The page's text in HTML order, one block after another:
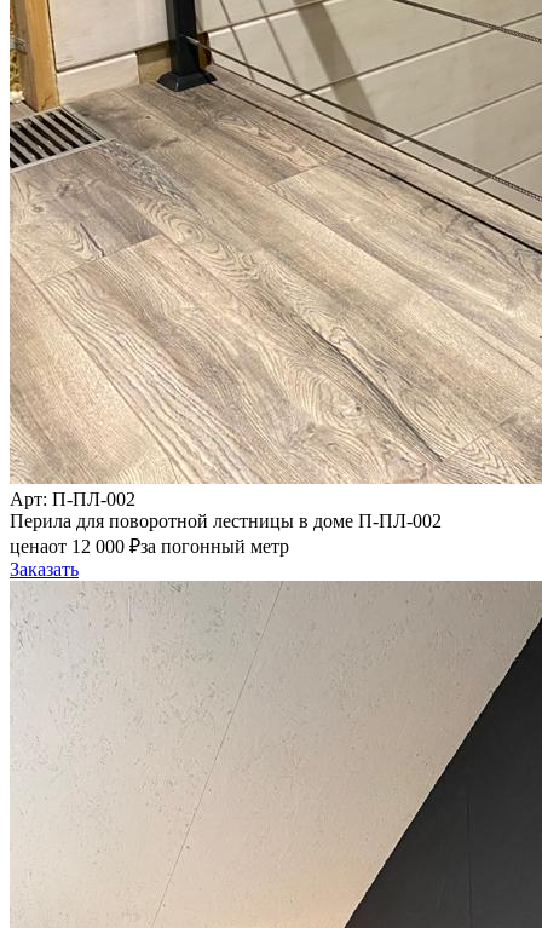
Арт: П-ПЛ-002
Перила для поворотной лестницы в доме П-ПЛ-002
ценаот 12 000 ₽за погонный метр
Заказать